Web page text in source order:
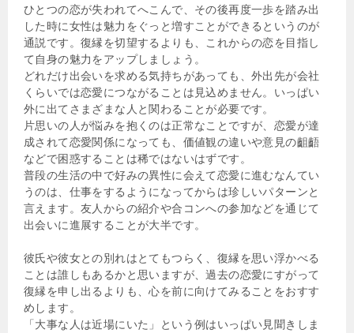
ひとつの恋が失われてへこんで、その後再度一歩を踏み出
した時に女性は魅力をぐっと増すことができるというのが
通説です。復縁を切望するよりも、これからの恋を目指し
て自身の魅力をアップしましょう。
どれだけ出会いを求める気持ちがあっても、外出先が会社
くらいでは恋愛につながることは見込めません。いっぱい
外に出てさまざまな人と関わることが必要です。
片思いの人が悩みを抱くのは正常なことですが、恋愛が達
成されて恋愛関係になっても、価値観の違いや意見の齟齬
などで困惑することは稀ではないはずです。
普段の生活の中で好みの異性に会えて恋愛に進むなんてい
うのは、仕事をするようになってからは珍しいパターンと
言えます。友人からの紹介や合コンへの参加などを通じて
出会いに進展することが大半です。
彼氏や彼女との別れはとてもつらく、復縁を思い浮かべる
ことは誰しもあるかと思いますが、過去の恋愛にすがって
復縁を申し出るよりも、心を前に向けてみることをおすす
めします。
「大事な人は近場にいた」という例はいっぱい見聞きしま